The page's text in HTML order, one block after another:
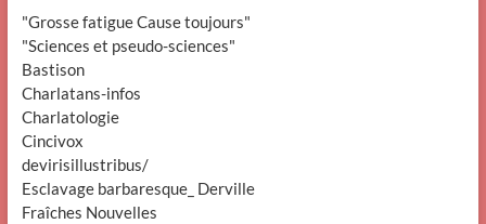
"Grosse fatigue Cause toujours"
"Sciences et pseudo-sciences"
Bastison
Charlatans-infos
Charlatologie
Cincivox
devirisillustribus/
Esclavage barbaresque_ Derville
Fraîches Nouvelles